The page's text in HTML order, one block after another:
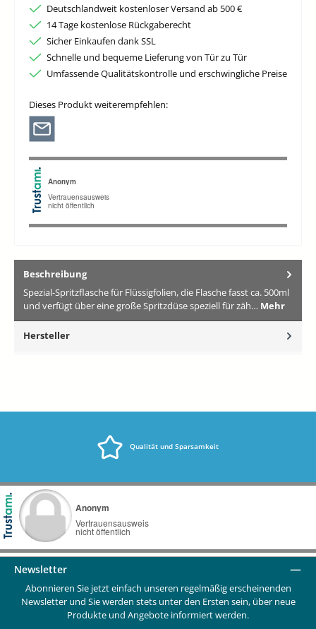
Deutschlandweit kostenloser Versand ab 500 €
14 Tage kostenlose Rückgaberecht
Sicher Einkaufen dank SSL
Schnelle und bequeme Lieferung von Tür zu Tür
Umfassende Qualitätskontrolle und erschwingliche Preise
Dieses Produkt weiterempfehlen:
Beschreibung
Spezial-Spritzflasche für Flüssigfolien, die Flasche fasst ca. 500ml
und verfügt über eine große Spritzdüse speziell für zäh… Mehr
Hersteller
Qualität und Sparsamkeit
Newsletter
Abonnieren Sie jetzt einfach unseren regelmäßig erscheinenden
Newsletter und Sie werden stets unter den Ersten sein, über neue
Produkte und Angebote informiert werden.